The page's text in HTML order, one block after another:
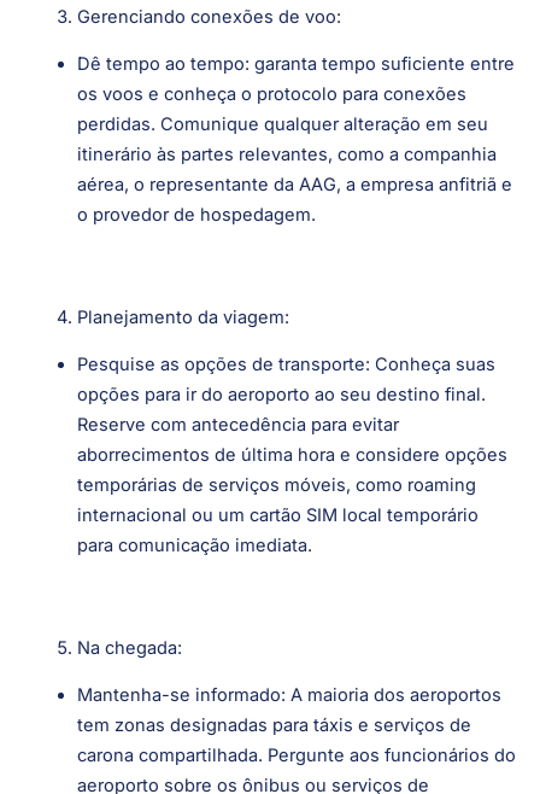
Gerenciando conexões de voo:
Dê tempo ao tempo: garanta tempo suficiente entre
os voos e conheça o protocolo para conexões
perdidas. Comunique qualquer alteração em seu
itinerário às partes relevantes, como a companhia
aérea, o representante da AAG, a empresa anfitriã e
o provedor de hospedagem.
Planejamento da viagem:
Pesquise as opções de transporte: Conheça suas
opções para ir do aeroporto ao seu destino final.
Reserve com antecedência para evitar
aborrecimentos de última hora e considere opções
temporárias de serviços móveis, como roaming
internacional ou um cartão SIM local temporário
para comunicação imediata.
Na chegada:
Mantenha-se informado: A maioria dos aeroportos
tem zonas designadas para táxis e serviços de
carona compartilhada. Pergunte aos funcionários do
aeroporto sobre os ônibus ou serviços de